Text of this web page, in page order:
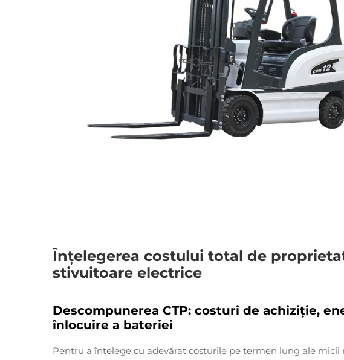
Înțelegerea costului total de
stivuitoare electrice
Descompunerea CTP: costuri de achiziție,
înlocuire a bateriei
Pentru a înțelege cu adevărat costurile pe termen lung ale micii